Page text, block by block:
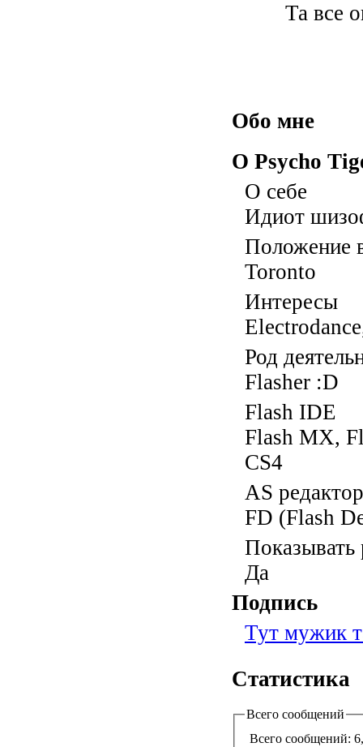
Та все
Обо мне
О Psycho
О себе
Идиот
Положение
Toronto
Интересы
Род
Flasher :D
Flash IDE
Flash MX,
CS4
AS редактор
FD (Flash
Показывать
Да
Подпись
Тут мужик
Статистика
Всего сообщений
Всего сообщений: